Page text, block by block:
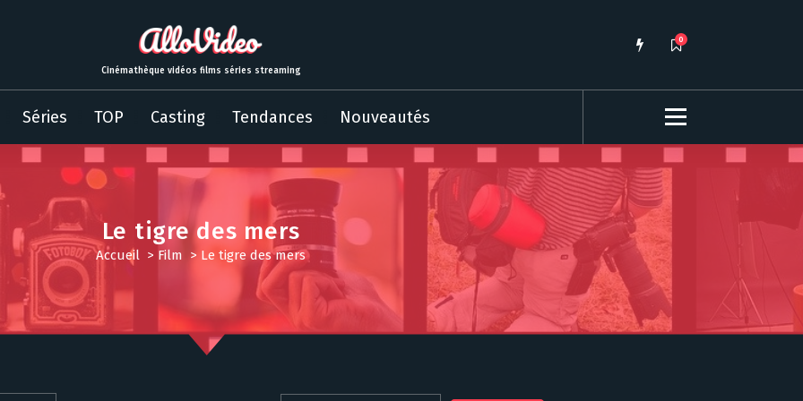
Cinémathèque vidéos films séries streaming
0
Séries TOP Casting Tendances Nouveautés
Le tigre des mers
Accueil > Film > Le tigre des mers